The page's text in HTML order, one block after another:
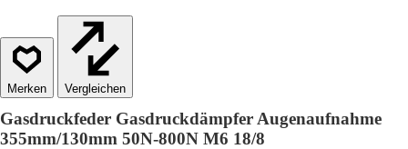
Vergleichen
Gasdruckfeder Gasdruckdämpfer Augenaufnahme
355mm/130mm 50N-800N M6 18/8